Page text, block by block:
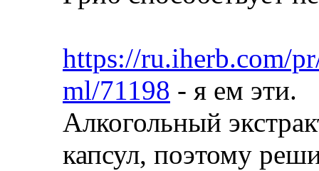
https://ru.iherb.com/
ml/71198 - я ем эти.
Алкогольный
капсул, поэтому